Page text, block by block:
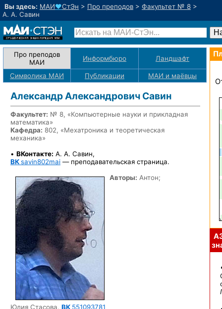
Вы здесь: МАИ♥СтЭн > Про преподов > Факультет № 8 >
А. А. Савин
Про преподов
МАИ
Информбюро Ландшафт
Символика МАИ Публикации МАИ и маёвцы
Александр Александрович Савин
Факультет: № 8, «Компьютерные науки и прикладная
математика»
Кафедра: 802, «Мехатроника и теоретическая
механика»
• ВКонтакте: А. А. Савин,
ВКsavin802mai — преподавательская страница.
Авторы: Антон;
Юлия Стасова, ВК 551093781